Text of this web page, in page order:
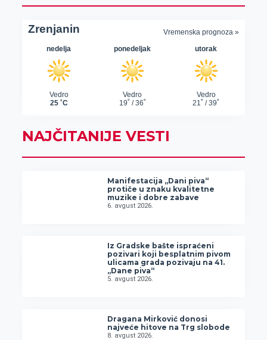
NAJČITANIJE VESTI
Manifestacija „Dani piva“
protiče u znaku kvalitetne
muzike i dobre zabave
6. avgust 2026.
Iz Gradske bašte ispraćeni
pozivari koji besplatnim pivom
ulicama grada pozivaju na 41.
„Dane piva“
5. avgust 2026.
Dragana Mirković donosi
najveće hitove na Trg slobode
8. avgust 2026.